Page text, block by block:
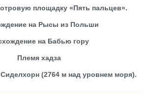
площадку «Пять пальцев».
на Рысы из Польши
на Бабью гору
Племя хадза
(2764 м над уровнем моря).